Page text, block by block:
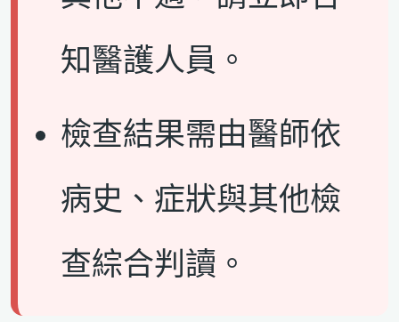
知醫護人員。
檢查結果需由醫師依
病史、症狀與其他檢
查綜合判讀。